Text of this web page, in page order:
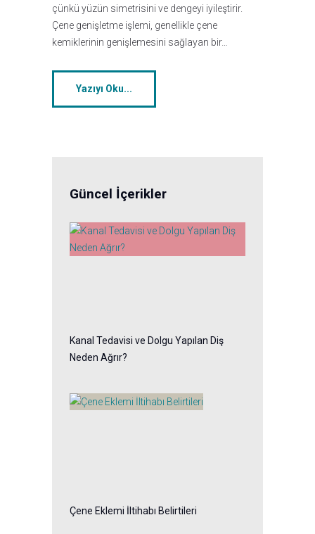
çünkü yüzün simetrisini ve dengeyi iyileştirir.
Çene genişletme işlemi, genellikle çene
kemiklerinin genişlemesini sağlayan bir…
Yazıyı Oku...
Güncel İçerikler
Kanal Tedavisi ve Dolgu Yapılan Diş
Neden Ağrır?
Çene Eklemi İltihabı Belirtileri